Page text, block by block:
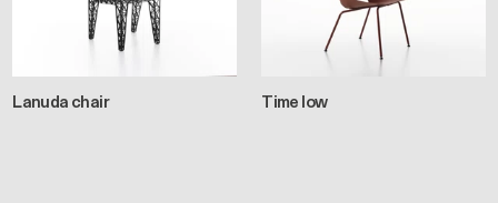
Lanuda chair Time low